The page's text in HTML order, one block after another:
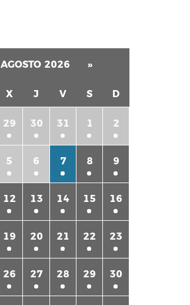
AGOSTO 2026 »
X J V S D
29 30 31 1 2
5 6 7 8 9
12 13 14 15 16
19 20 21 22 23
26 27 28 29 30